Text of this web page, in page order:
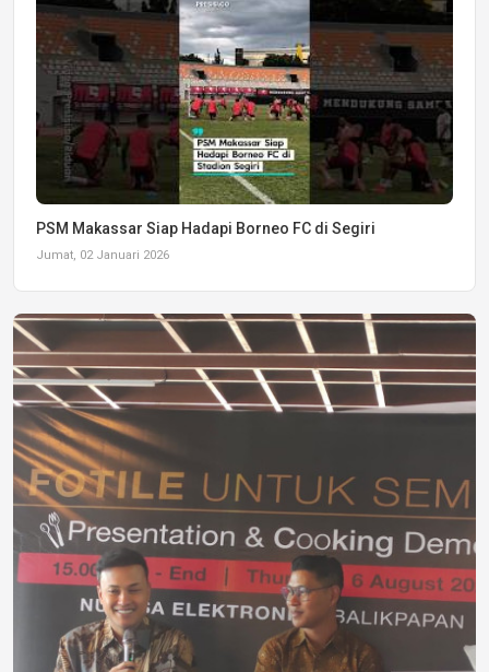
PSM Makassar Siap Hadapi Borneo FC di Segiri
Jumat, 02 Januari 2026